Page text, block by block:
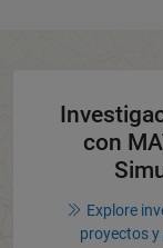
con
Explore
proyectos